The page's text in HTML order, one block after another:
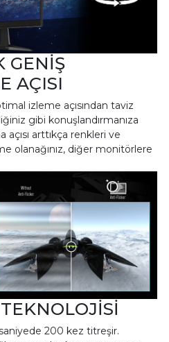
GENİŞ
AÇISI
izleme açısından taviz
gibi konuşlandırmanıza
açısı arttıkça renkleri ve
olanağınız, diğer monitörlere
200 kez titreşir.